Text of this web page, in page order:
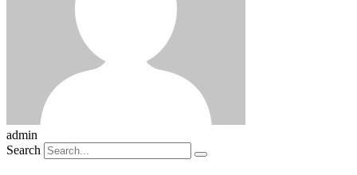
admin
Search